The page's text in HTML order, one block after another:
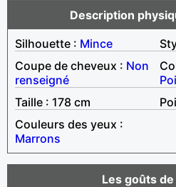
Description
Silhouette : Mince
Coupe de cheveux : Non
renseigné
Taille : 178 cm
Couleurs des yeux :
Marrons
Les goûts